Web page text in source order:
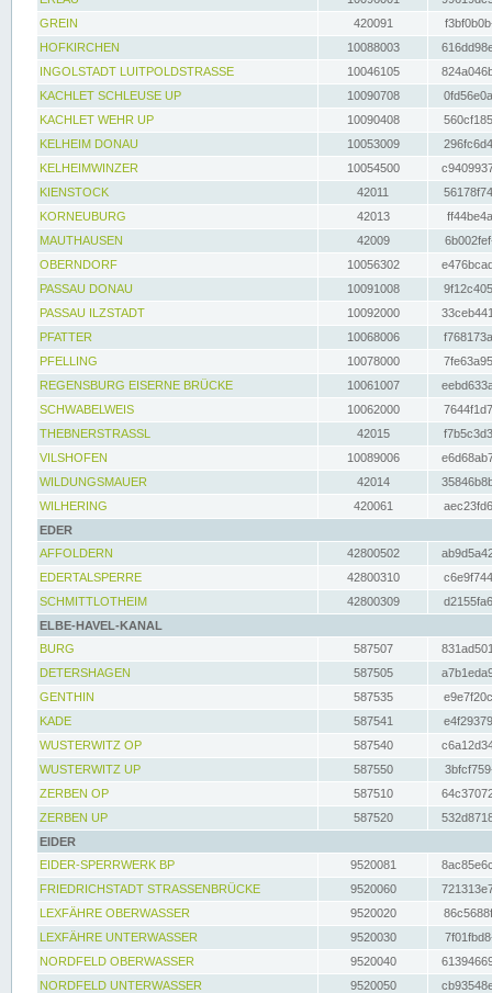
GREIN
420091
HOFKIRCHEN
10088003
INGOLSTADT LUITPOLDSTRASSE
10046105
KACHLET SCHLEUSE UP
10090708
KACHLET WEHR UP
10090408
KELHEIM DONAU
10053009
KELHEIMWINZER
10054500
KIENSTOCK
42011
KORNEUBURG
42013
MAUTHAUSEN
42009
OBERNDORF
10056302
PASSAU DONAU
10091008
PASSAU ILZSTADT
10092000
PFATTER
10068006
PFELLING
10078000
REGENSBURG EISERNE BRÜCKE
10061007
SCHWABELWEIS
10062000
THEBNERSTRASSL
42015
VILSHOFEN
10089006
WILDUNGSMAUER
42014
WILHERING
420061
EDER
AFFOLDERN
42800502
EDERTALSPERRE
42800310
SCHMITTLOTHEIM
42800309
ELBE-HAVEL-KANAL
BURG
587507
DETERSHAGEN
587505
GENTHIN
587535
KADE
587541
WUSTERWITZ OP
587540
WUSTERWITZ UP
587550
ZERBEN OP
587510
ZERBEN UP
587520
EIDER
EIDER-SPERRWERK BP
9520081
FRIEDRICHSTADT STRASSENBRÜCKE
9520060
LEXFÄHRE OBERWASSER
9520020
LEXFÄHRE UNTERWASSER
9520030
NORDFELD OBERWASSER
9520040
NORDFELD UNTERWASSER
9520050